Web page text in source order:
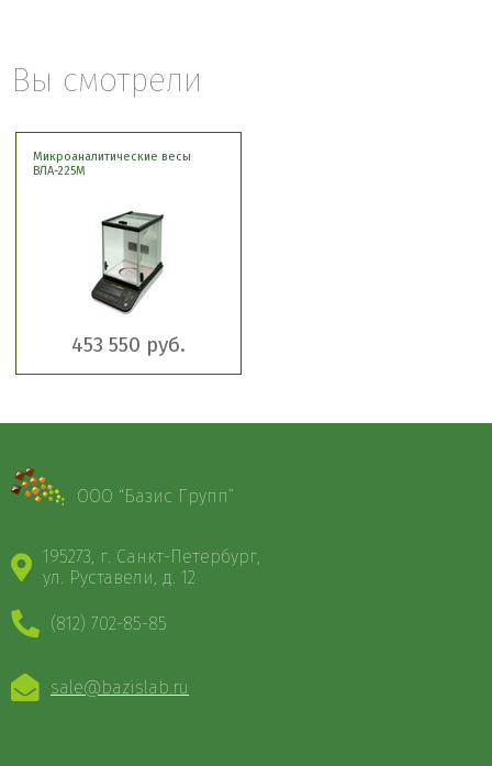
Вы смотрели
Микроаналитические весы
ВЛА-225М
453 550 руб.
ООО “Базис Групп”
195273, г. Санкт-Петербург,
ул. Руставели, д. 12
(812) 702-85-85
sale@bazislab.ru